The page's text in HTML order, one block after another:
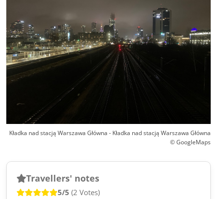
Kładka nad stacją Warszawa Główna - Kładka nad stacją Warszawa Główna
© GoogleMaps
Travellers' notes
5/5 (2 Votes)